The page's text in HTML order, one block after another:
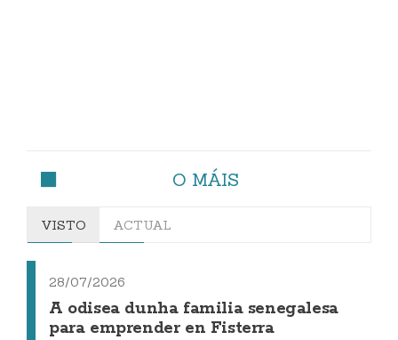
O MÁIS
VISTO ACTUAL
28/07/2026
A odisea dunha familia senegalesa
para emprender en Fisterra